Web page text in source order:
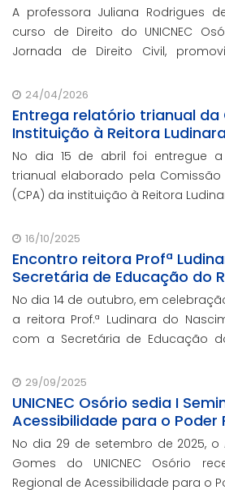
A professora Juliana Rodrigues
curso de Direito do UNICNEC
Jornada de Direito Civil,
(CEJ/CJF), nos dias 15 e 16 de junho,
24/04/2026
Entrega relatório trianual da
Instituição à Reitora
No dia 15 de abril foi entregue a parte 1 do relatório
trianual elaborado pela Comissão
(CPA) da instituição à Reitora
16/10/2025
Encontro reitora Profª
Secretária de Educação do
No dia 14 de outubro, em
a reitora Prof.ª Ludinara do
com a Secretária de Educação
29/09/2025
UNICNEC Osório sedia I
Acessibilidade para o Poder
No dia 29 de setembro de 2025, o
Gomes do UNICNEC Osório
Regional de Acessibilidade para o